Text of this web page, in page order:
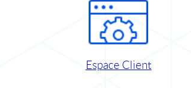
Espace Client